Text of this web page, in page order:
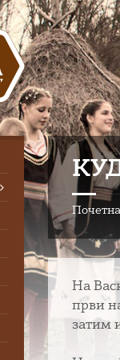
Почетна
На
први
затим